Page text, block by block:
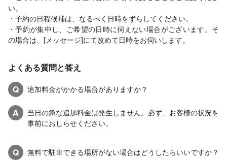
い。
・予約の日程候補は、なるべく日時をずらしてください。
・予約が集中し、ご希望の日時に伺えない場合がございます。そ
の場合は、[メッセージ]にて改めて日時をお伺いします。
よくある質問と答え
Q
追加料金がかかる場合がありますか？
A
当日の急な追加料金は発生しません。必ず、お客様の状況を
事前におしらせください。
Q 無料で駐車できる場所がない場合はどうしたらいいですか？